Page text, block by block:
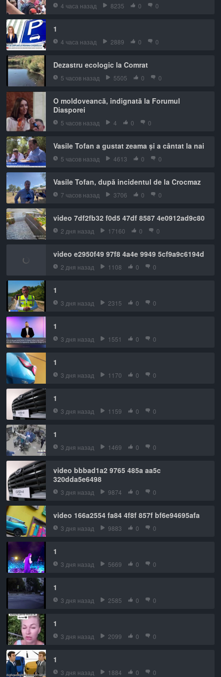
4 часа назад 8235 0 0
1
4 часа назад 2889 0 0
Dezastru ecologic la Comrat
5 часов назад 5505 0 0
O moldoveancă, indignată la Forumul
Diasporei
5 часов назад 4 0 0
Vasile Tofan a gustat zeama și a cântat la nai
5 часов назад 4613 0 0
Vasile Tofan, după incidentul de la Crocmaz
7 часов назад 3706 0 0
video 7df2fb32 f0d5 47df 8587 4e0912ad9c80
2 дня назад 17160 0 0
video e2950f49 97f8 4a4e 9949 5cf9a9c6194d
2 дня назад 1108 0 0
1
3 дня назад 2315 0 0
1
3 дня назад 1551 0 0
1
3 дня назад 1170 0 0
1
3 дня назад 1159 0 0
1
3 дня назад 1469 0 0
video bbbad1a2 9765 485a aa5c
320dda5e6498
3 дня назад 9874 0 0
video 166a2554 fa84 4f8f 857f bf6e94695afa
3 дня назад 9883 0 0
1
3 дня назад 5669 0 0
1
3 дня назад 2585 0 0
1
3 дня назад 2099 0 0
1
3 дня назад 1884 0 0